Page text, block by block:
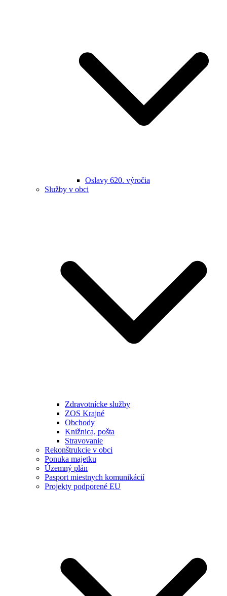
Oslavy 620. výročia
Služby v obci
Zdravotnícke služby
ZOS Krajné
Obchody
Knižnica, pošta
Stravovanie
Rekonštrukcie v obci
Ponuka majetku
Územný plán
Pasport miestnych komunikácií
Projekty podporené EU